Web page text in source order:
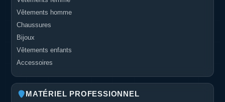
Vêtements homme
Chaussures
Bijoux
Vêtements enfants
Accessoires
MATÉRIEL PROFESSIONNEL